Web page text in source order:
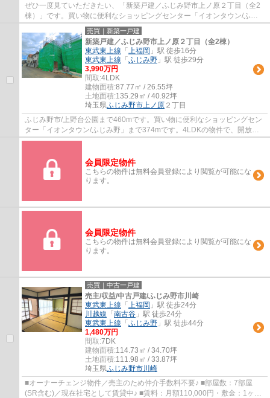
ぜひ一度見ていただきたい、「新築戸建／ふじみ野市上ノ原２丁目（全2
棟）」です。買い物に便利なショッピングセンター「イオンタウン/ふじ
み野」まで374mです。ふじみ野市での一戸建...
売買｜新築一戸建
新築戸建／ふじみ野市上ノ原２丁目（全2棟）
東武東上線 「 上福岡 」駅 徒歩16分
東武東上線 「 ふじみ野 」駅 徒歩29分
3,990万円
間取:4LDK
建物面積:87.77㎡ / 26.55坪
土地面積:135.29㎡ / 40.92坪
埼玉県ふじみ野市上ノ原 ２丁目
ふじみ野市/上野台公園まで460mです。買い物に便利なショッピングセン
ター「イオンタウン/ふじみ野」まで374mです。4LDKの物件で、開放感
のある生活を送る事が出来ます。東武東上線上...
会員限定物件
こちらの物件は無料会員登録により閲覧が可能にな
ります。
会員限定物件
こちらの物件は無料会員登録により閲覧が可能にな
ります。
売買｜中古一戸建
売主/収益/中古戸建/ふじみ野市川崎
東武東上線 「 上福岡 」駅 徒歩24分
川越線 「 南古谷 」駅 徒歩24分
東武東上線 「 ふじみ野 」駅 徒歩44分
1,480万円
間取:7DK
建物面積:114.73㎡ / 34.70坪
土地面積:111.98㎡ / 33.87坪
埼玉県ふじみ野市川崎
■オーナーチェンジ物件／売主のため仲介手数料不要♪ ■部屋数：7部屋
(SR含む)／現在社宅として賃貸中♪ ■賃料：月額110,000円・敷金：1ヶ月